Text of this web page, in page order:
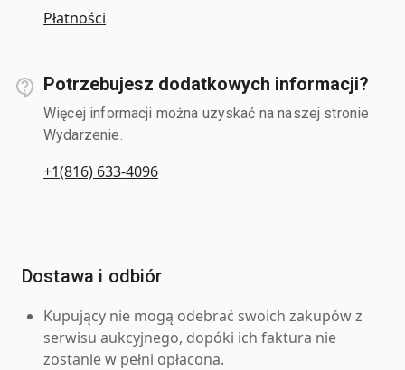
Płatności
Potrzebujesz dodatkowych informacji?
Więcej informacji można uzyskać na naszej stronie
Wydarzenie.
+1(816) 633-4096
Dostawa i odbiór
Kupujący nie mogą odebrać swoich zakupów z
serwisu aukcyjnego, dopóki ich faktura nie
zostanie w pełni opłacona.